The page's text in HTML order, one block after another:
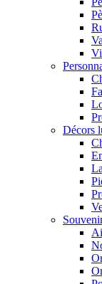
Décors